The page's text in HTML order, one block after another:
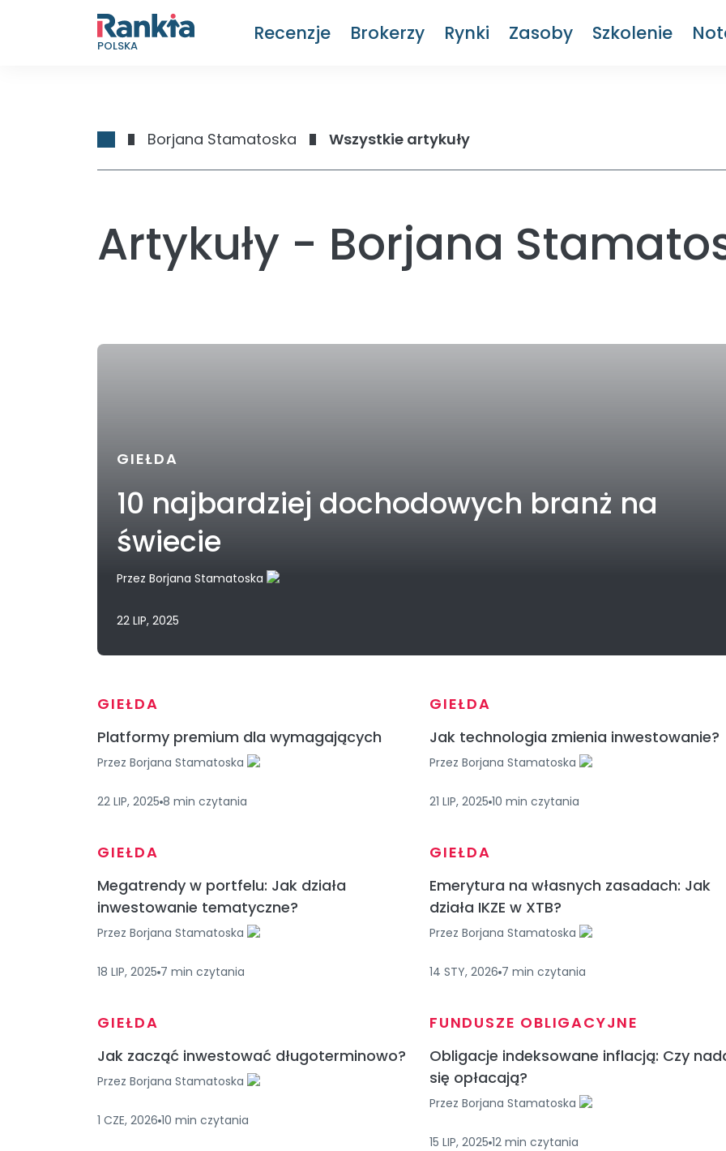
POLSKA
Recenzje Brokerzy Rynki Zasoby Szkolenie
Borjana Stamatoska Wszystkie artykuły
Artykuły - Borjana
GIEŁDA
10 najbardziej dochodowych branż na
świecie
Przez Borjana Stamatoska
22 LIP, 2025
GIEŁDA
Platformy premium dla wymagających
Przez Borjana Stamatoska
22 LIP, 2025 8 min czytania
GIEŁDA
Jak technologia zmienia inwestowanie?
Przez Borjana Stamatoska
21 LIP, 2025 10 min czytania
GIEŁDA
Megatrendy w portfelu: Jak działa
inwestowanie tematyczne?
Przez Borjana Stamatoska
18 LIP, 2025 7 min czytania
GIEŁDA
Emerytura na własnych zasadach: Jak
działa IKZE w XTB?
Przez Borjana Stamatoska
14 STY, 2026 7 min czytania
GIEŁDA
Jak zacząć inwestować długoterminowo?
Przez Borjana Stamatoska
1 CZE, 2026 10 min czytania
FUNDUSZE OBLIGACYJNE
Obligacje indeksowane inflacją: Czy
się opłacają?
Przez Borjana Stamatoska
15 LIP, 2025 12 min czytania